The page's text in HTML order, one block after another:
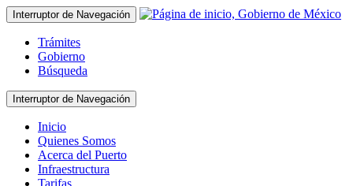
Interruptor de Navegación
Trámites
Gobierno
Búsqueda
Interruptor de Navegación
Inicio
Quienes Somos
Acerca del Puerto
Infraestructura
Tarifas